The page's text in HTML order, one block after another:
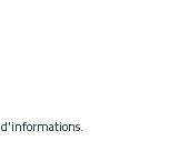
d'informations.